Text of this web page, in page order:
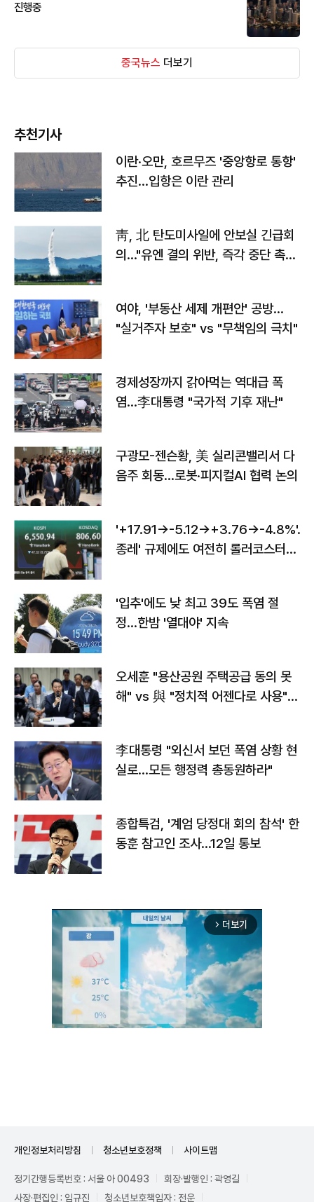
진행중
중국뉴스 더보기
추천기사
이란·오만, 호르무즈 '중앙항로 통항'
추진…입항은 이란 관리
靑, 北 탄도미사일에 안보실 긴급회
의…"유엔 결의 위반, 즉각 중단 촉
여야, '부동산 세제 개편안' 공방…
"실거주자 보호" vs "무책임의 극치"
경제성장까지 갉아먹는 역대급 폭
염…李대통령 "국가적 기후 재난"
구광모-젠슨황, 美 실리콘밸리서 다
음주 회동…로봇·피지컬AI 협력 논의
'+17.91→-5.12→+3.76→-4.8%'…'
종레' 규제에도 여전히 롤러코스터
'입추'에도 낮 최고 39도 폭염 절
정…한밤 '열대야' 지속
오세훈 "용산공원 주택공급 동의 못
해" vs 與 "정치적 어젠다로 사용"
李대통령 "외신서 보던 폭염 상황 현
실로…모든 행정력 총동원하라"
종합특검, '계엄 당정대 회의 참석' 한
동훈 참고인 조사...12일 통보
arrow_forward_ios 더보기
개인정보처리방침 청소년보호정책 사이트맵
정기간행등록번호 : 서울 아 00493
회장·발행인 : 곽영길
사장·편집인 : 임규진
청소년보호책임자 : 전운